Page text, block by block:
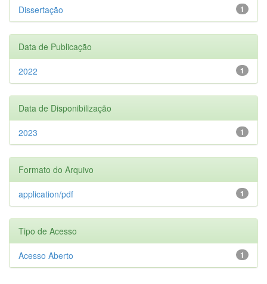
1
Dissertação
Data de Publicação
1
2022
Data de Disponibilização
1
2023
Formato do Arquivo
1
application/pdf
Tipo de Acesso
1
Acesso Aberto